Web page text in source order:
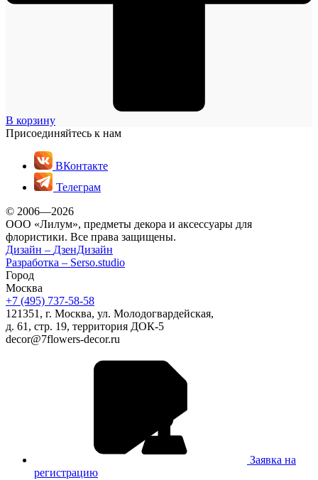
В корзину
Присоединяйтесь к нам
ВКонтакте
Телеграм
© 2006—2026
ООО «Лилум», предметы декора и аксессуары для
флористики. Все права защищены.
Дизайн – ДзенДизайн
Разработка – Serso.studio
Город
Москва
+7 (495) 737-58-58
121351, г. Москва, ул. Молодогвардейская,
д. 61, стр. 19, территория ДОК-5
decor@7flowers-decor.ru
Заявка на
регистрацию